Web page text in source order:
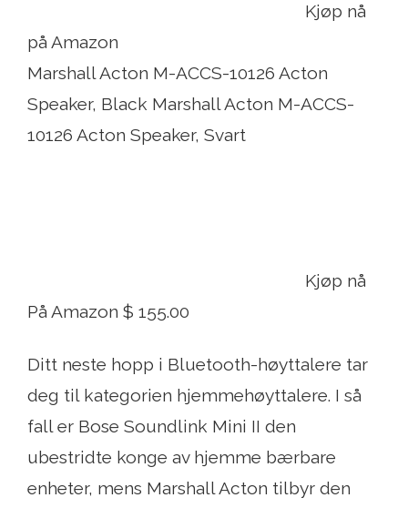
Kjøp nå
på Amazon
Marshall Acton M-ACCS-10126 Acton
Speaker, Black Marshall Acton M-ACCS-
10126 Acton Speaker, Svart
Kjøp nå
På Amazon $ 155.00
Ditt neste hopp i Bluetooth-høyttalere tar
deg til kategorien hjemmehøyttalere. I så
fall er Bose Soundlink Mini II den
ubestridte konge av hjemme bærbare
enheter, mens Marshall Acton tilbyr den